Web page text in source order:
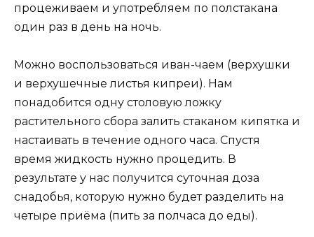
процеживаем и употребляем по полстакана
один раз в день на ночь.
Можно воспользоваться иван-чаем (верхушки
и верхушечные листья кипреи). Нам
понадобится одну столовую ложку
растительного сбора залить стаканом кипятка и
настаивать в течение одного часа. Спустя
время жидкость нужно процедить. В
результате у нас получится суточная доза
снадобья, которую нужно будет разделить на
четыре приёма (пить за полчаса до еды).